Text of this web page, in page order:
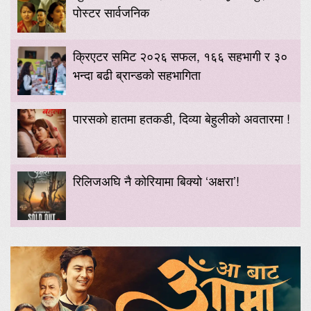
पोस्टर सार्वजनिक
क्रिएटर समिट २०२६ सफल, १६६ सहभागी र ३०
भन्दा बढी ब्रान्डको सहभागिता
पारसको हातमा हतकडी, दिव्या बेहुलीको अवतारमा !
रिलिजअघि नै कोरियामा बिक्यो ‘अक्षरा’!